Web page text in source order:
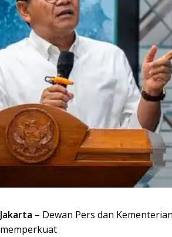
Jakarta – Dewan Pers dan
memperkuat